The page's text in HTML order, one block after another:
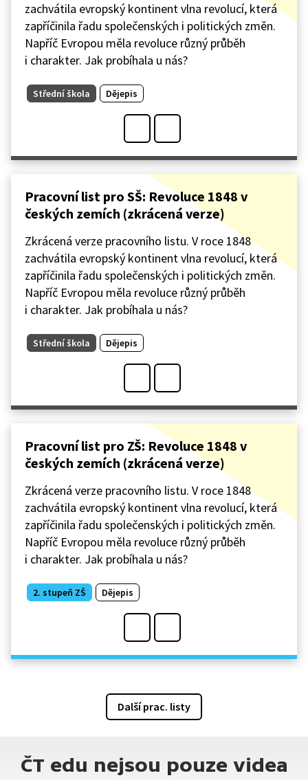
zachvátila evropský kontinent vlna revolucí, která
zapříčinila řadu společenských i politických změn.
Napříč Evropou měla revoluce různý průběh
i charakter. Jak probíhala u nás?
Střední škola Dějepis
Pracovní list pro SŠ: Revoluce 1848 v
českých zemích (zkrácená verze)
Zkrácená verze pracovního listu. V roce 1848
zachvátila evropský kontinent vlna revolucí, která
zapříčinila řadu společenských i politických změn.
Napříč Evropou měla revoluce různý průběh
i charakter. Jak probíhala u nás?
Střední škola Dějepis
Pracovní list pro ZŠ: Revoluce 1848 v
českých zemích (zkrácená verze)
Zkrácená verze pracovního listu. V roce 1848
zachvátila evropský kontinent vlna revolucí, která
zapříčinila řadu společenských i politických změn.
Napříč Evropou měla revoluce různý průběh
i charakter. Jak probíhala u nás?
2. stupeň ZŠ Dějepis
Další prac. listy
ČT edu nejsou pouze videa